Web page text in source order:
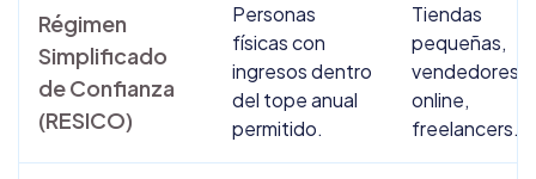
Régimen
Simplificado
de Confianza
(RESICO)
Personas
físicas con
ingresos dentro
del tope anual
permitido.
Tiendas
pequeñas,
vendedores
online,
freelancers.